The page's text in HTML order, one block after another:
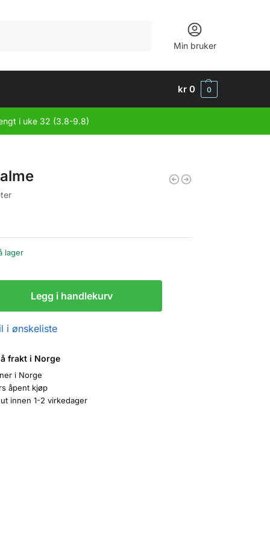
Min bruker
kr 0 0
i uke 32 (3.8-9.8)
lager
Legg i handlekurv
i ønskeliste
frakt i Norge
i Norge
åpent kjøp
innen 1-2 virkedager